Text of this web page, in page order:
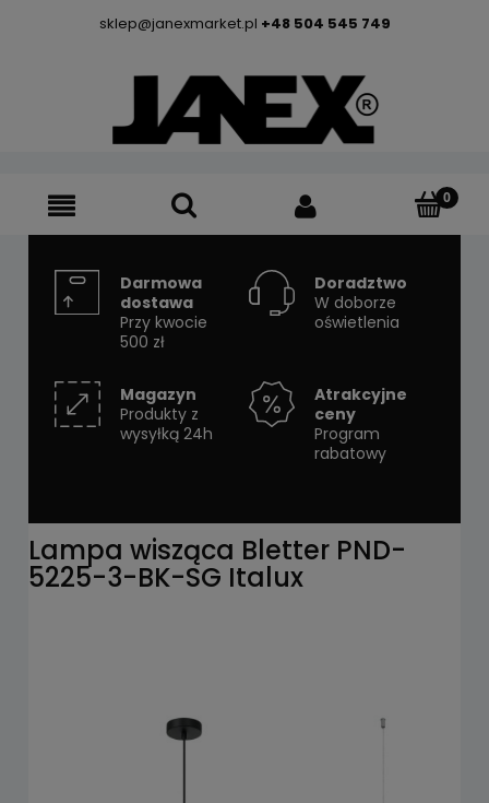
sklep@janexmarket.pl +48 504 545 749
Darmowa
dostawa
Przy kwocie
500 zł
Doradztwo
W doborze
oświetlenia
Magazyn
Produkty z
wysyłką 24h
Atrakcyjne
ceny
Program
rabatowy
Lampa wisząca Bletter PND-
5225-3-BK-SG Italux